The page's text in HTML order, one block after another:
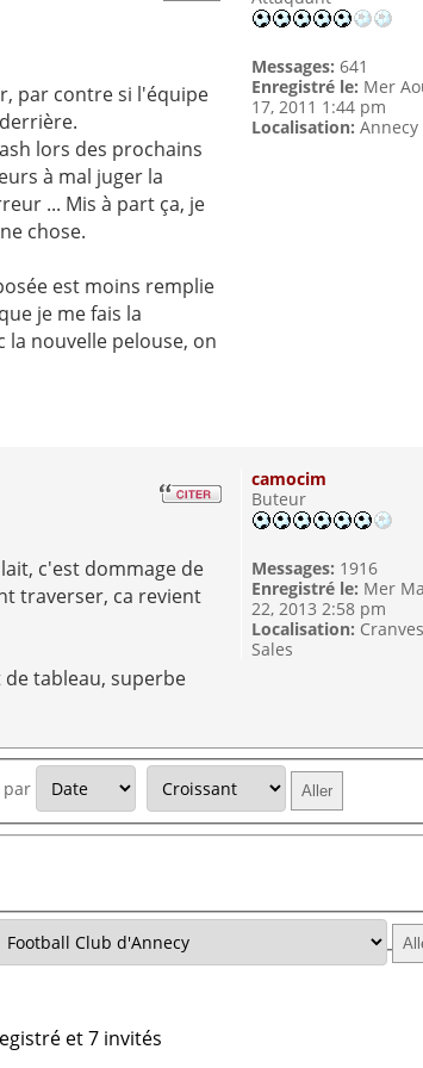
par contre si l'équipe
lors des prochains
à mal juger la
... Mis à part ça, je
chose.
est moins remplie
je me fais la
la nouvelle pelouse, on
Messages: 641
Enregistré le: Mer
17, 2011 1:44 pm
Localisation: Annecy
c'est dommage de
traverser, ca revient
tableau, superbe
camocim
Buteur
Messages: 1916
Enregistré le: Mer
22, 2013 2:58 pm
Localisation:
Sales
par
et 7 invités